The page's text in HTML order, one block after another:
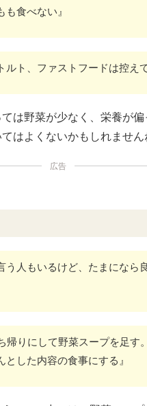
食べない』
ルト、ファストフードは控え
は野菜が少なく、栄養が
はよくないかもしれません
広告
う人もいるけど、たまになら
帰りにして野菜スープを足す。
した内容の食事にする』